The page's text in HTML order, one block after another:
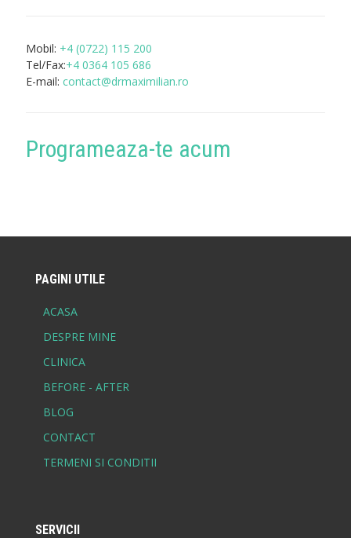
Mobil: +4 (0722) 115 200
Tel/Fax:+4 0364 105 686
E-mail: contact@drmaximilian.ro
Programeaza-te acum
PAGINI UTILE
ACASA
DESPRE MINE
CLINICA
BEFORE - AFTER
BLOG
CONTACT
TERMENI SI CONDITII
SERVICII